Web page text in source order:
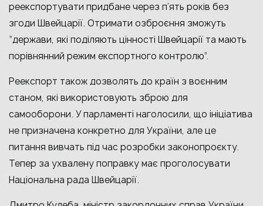
реекспортувати придбане через п’ять років без
згоди Швейцарії. Отримати озброєння зможуть
“держави, які поділяють цінності Швейцарії та мають
порівнянний режим експортного контролю”.
Реекспорт також дозволять до країн з воєнним
станом, які використовують зброю для
самооборони. У парламенті наголосили, що ініціатива
не призначена конкретно для України, але це
питання вивчать під час розробки законопроєкту.
Тепер за ухвалену поправку має проголосувати
Національна рада Швейцарії.